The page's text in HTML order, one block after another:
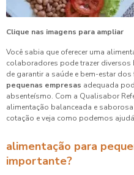
Clique nas imagens para ampliar
Você sabia que oferecer uma
colaboradores pode trazer diversos
de garantir a saúde e bem-estar
pequenas empresas adequada
absenteísmo. Com a Qualisabor
alimentação balanceada e
cotação e veja como podemos
alimentação para
importante?